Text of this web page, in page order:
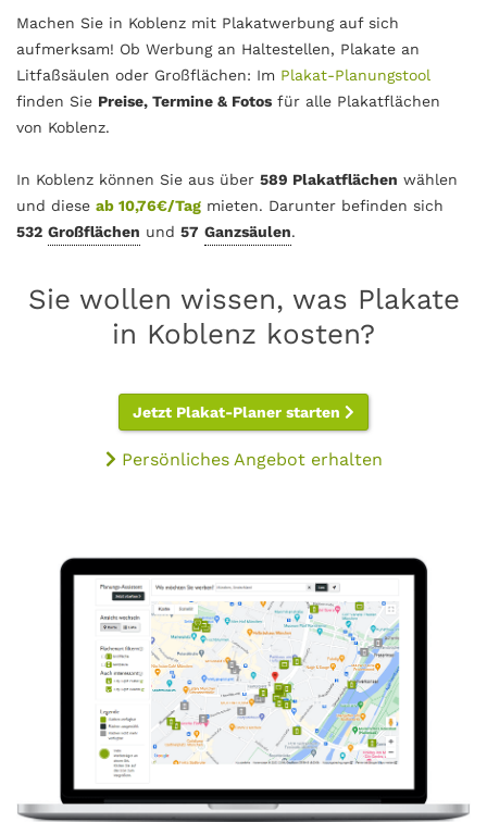
Machen Sie in Koblenz mit Plakatwerbung auf sich
aufmerksam! Ob Werbung an Haltestellen, Plakate an
Litfaßsäulen oder Großflächen: Im Plakat-Planungstool
finden Sie Preise, Termine & Fotos für alle Plakatflächen
von Koblenz.
In Koblenz können Sie aus über 589 Plakatflächen wählen
und diese ab 10,76€/Tag mieten. Darunter befinden sich
532 Großflächen und 57 Ganzsäulen.
Sie wollen wissen, was Plakate
in Koblenz kosten?
Jetzt Plakat-Planer starten
Persönliches Angebot erhalten